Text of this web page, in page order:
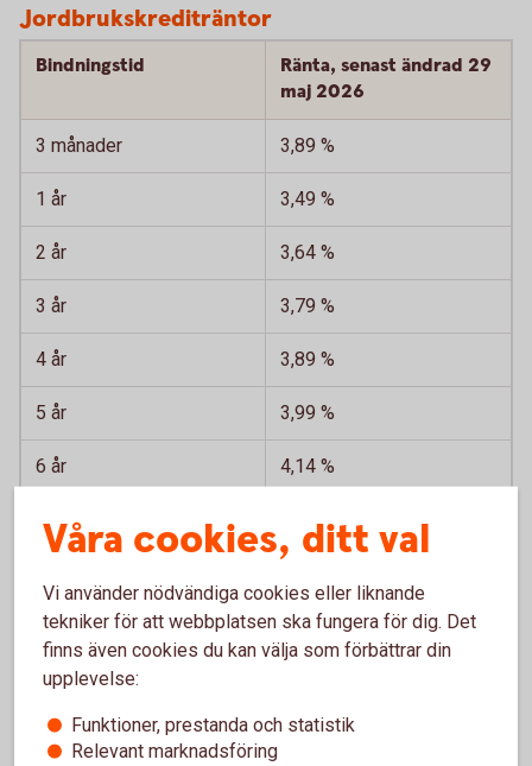
Jordbrukskrediträntor
Bindningstid
Ränta, senast ändrad 29
maj 2026
3 månader 3,89 %
1 år 3,49 %
2 år 3,64 %
3 år 3,79 %
4 år 3,89 %
5 år 3,99 %
6 år 4,14 %
7 år 4,14 %
9 år 4,14 %
10 år
Banklån*
Våra cookies, ditt val
Vi använder nödvändiga cookies eller liknande
tekniker för att webbplatsen ska fungera för dig. Det
finns även cookies du kan välja som förbättrar din
upplevelse:
Funktioner, prestanda och statistik
Relevant marknadsföring